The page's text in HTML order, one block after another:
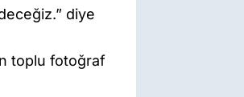
diye
toplu fotoğraf